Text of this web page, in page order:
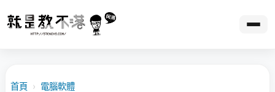
首頁 › 電腦軟體